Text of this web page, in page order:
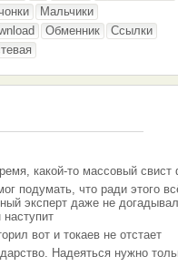
Мальчики
Обменник
Ссылки
какой-то массовый свист
подумать, что ради этого
эксперт даже не
вот и токаев не отстает
Надеяться нужно